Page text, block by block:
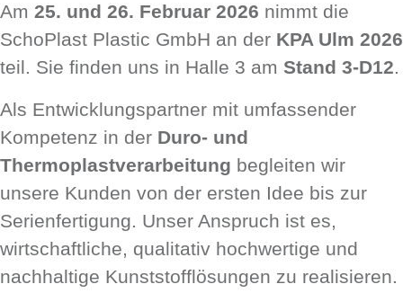
Am 25. und 26. Februar 2026 nimmt die
SchoPlast Plastic GmbH an der KPA Ulm 2026
teil. Sie finden uns in Halle 3 am Stand 3-D12.
Als Entwicklungspartner mit umfassender
Kompetenz in der Duro- und
Thermoplastverarbeitung begleiten wir
unsere Kunden von der ersten Idee bis zur
Serienfertigung. Unser Anspruch ist es,
wirtschaftliche, qualitativ hochwertige und
nachhaltige Kunststofflösungen zu realisieren.